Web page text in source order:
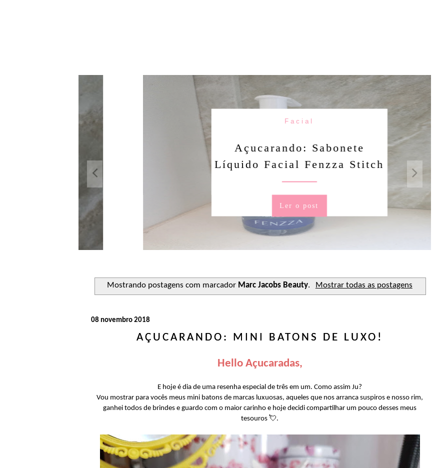
Açucarando: Sabonete
Líquido Facial Fenzza Stitch
Mostrando postagens com marcador Marc Jacobs Beauty. Mostrar todas as postagens
08 novembro 2018
AÇUCARANDO: MINI BATONS DE LUXO!
Hello Açucaradas,
E hoje é dia de uma resenha especial de três em um. Como assim Ju?
Vou mostrar para vocês meus mini batons de marcas luxuosas, aqueles que nos arranca suspiros e nosso rim,
ganhei todos de brindes e guardo com o maior carinho e hoje decidi compartilhar um pouco desses meus
tesouros 💘.